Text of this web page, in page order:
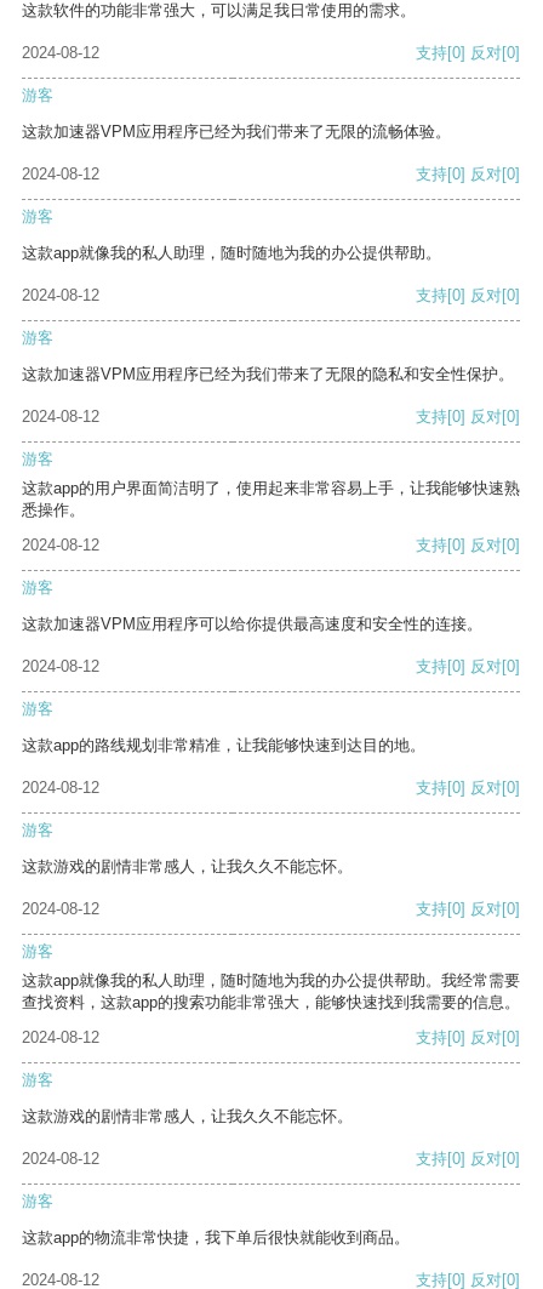
这款软件的功能非常强大，可以满足我日常使用的需求。
2024-08-12 支持[0] 反对[0]
游客
这款加速器VPM应用程序已经为我们带来了无限的流畅体验。
2024-08-12 支持[0] 反对[0]
游客
这款app就像我的私人助理，随时随地为我的办公提供帮助。
2024-08-12 支持[0] 反对[0]
游客
这款加速器VPM应用程序已经为我们带来了无限的隐私和安全性保护。
2024-08-12 支持[0] 反对[0]
游客
这款app的用户界面简洁明了，使用起来非常容易上手，让我能够快速熟
悉操作。
2024-08-12
支持[0] 反对[0]
游客
这款加速器VPM应用程序可以给你提供最高速度和安全性的连接。
2024-08-12 支持[0] 反对[0]
游客
这款app的路线规划非常精准，让我能够快速到达目的地。
2024-08-12 支持[0] 反对[0]
游客
这款游戏的剧情非常感人，让我久久不能忘怀。
2024-08-12 支持[0] 反对[0]
游客
这款app就像我的私人助理，随时随地为我的办公提供帮助。我经常需要
查找资料，这款app的搜索功能非常强大，能够快速找到我需要的信息。
2024-08-12
支持[0] 反对[0]
游客
这款游戏的剧情非常感人，让我久久不能忘怀。
2024-08-12 支持[0] 反对[0]
游客
这款app的物流非常快捷，我下单后很快就能收到商品。
2024-08-12 支持[0] 反对[0]